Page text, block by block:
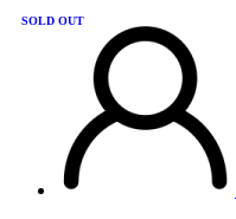
SOLD OUT